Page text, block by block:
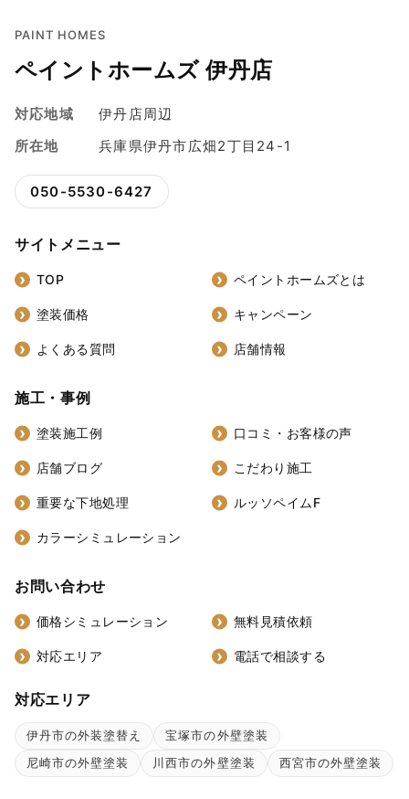
PAINT HOMES
ペイントホームズ 伊丹店
対応地域
伊丹店周辺
所在地
兵庫県伊丹市広畑2丁目24-1
050-5530-6427
サイトメニュー
TOP ペイントホームズとは
塗装価格 キャンペーン
よくある質問 店舗情報
施工・事例
塗装施工例 口コミ・お客様の声
店舗ブログ こだわり施工
重要な下地処理 ルッソペイムF
カラーシミュレーション
お問い合わせ
価格シミュレーション 無料見積依頼
対応エリア 電話で相談する
対応エリア
伊丹市の外装塗替え
宝塚市の外壁塗装
尼崎市の外壁塗装
川西市の外壁塗装 西宮市の外壁塗装